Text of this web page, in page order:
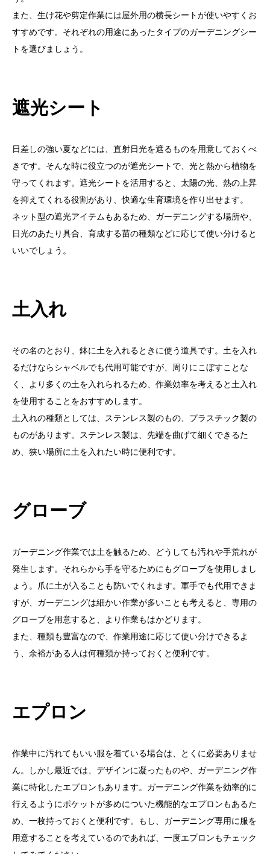
また、生け花や剪定作業には屋外用の横長シートが使いやすくお
すすめです。それぞれの用途にあったタイプのガーデニングシー
トを選びましょう。
遮光シート
日差しの強い夏などには、直射日光を遮るものを用意しておくべ
きです。そんな時に役立つのが遮光シートで、光と熱から植物を
守ってくれます。遮光シートを活用すると、太陽の光、熱の上昇
を抑えてくれる役割があり、快適な生育環境を作り出せます。
ネット型の遮光アイテムもあるため、ガーデニングする場所や、
日光のあたり具合、育成する苗の種類などに応じて使い分けると
いいでしょう。
土入れ
その名のとおり、鉢に土を入れるときに使う道具です。土を入れ
るだけならシャベルでも代用可能ですが、周りにこぼすことな
く、より多くの土を入れられるため、作業効率を考えると土入れ
を使用することをおすすめします。
土入れの種類としては、ステンレス製のもの、プラスチック製の
ものがあります。ステンレス製は、先端を曲げて細くできるた
め、狭い場所に土を入れたい時に便利です。
グローブ
ガーデニング作業では土を触るため、どうしても汚れや手荒れが
発生します。それらから手を守るためにもグローブを使用しまし
ょう。爪に土が入ることも防いでくれます。軍手でも代用できま
すが、ガーデニングは細かい作業が多いことも考えると、専用の
グローブを用意すると、より作業もはかどります。
また、種類も豊富なので、作業用途に応じて使い分けできるよ
う、余裕がある人は何種類か持っておくと便利です。
エプロン
作業中に汚れてもいい服を着ている場合は、とくに必要ありませ
ん。しかし最近では、デザインに凝ったものや、ガーデニング作
業に特化したエプロンもあります。ガーデニング作業を効率的に
行えるようにポケットが多めについた機能的なエプロンもあるた
め、一枚持っておくと便利です。もし、ガーデニング専用に服を
用意することを考えているのであれば、一度エプロンもチェック